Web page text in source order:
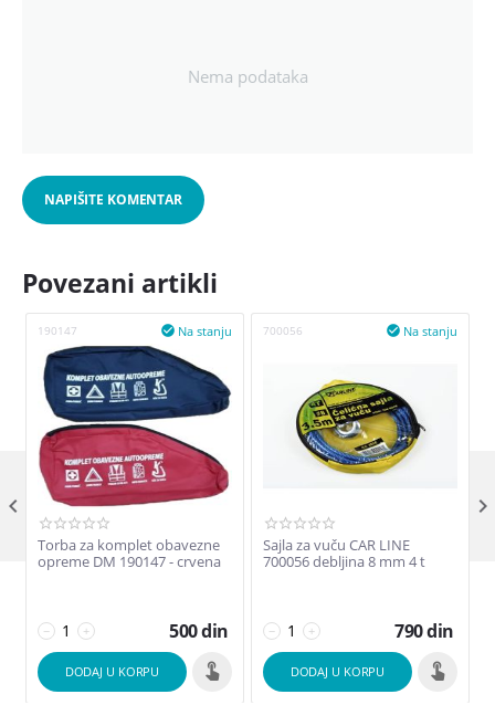
Nema podataka
NAPIŠITE KOMENTAR
Povezani artikli
190147 Na stanju

Torba za komplet obavezne
opreme DM 190147 - crvena
+
− 500din
DODAJ U KORPU
700056 Na stanju

Sajla za vuču CAR LINE
700056 debljina 8 mm 4 t
+
− 790din
DODAJ U KORPU
 